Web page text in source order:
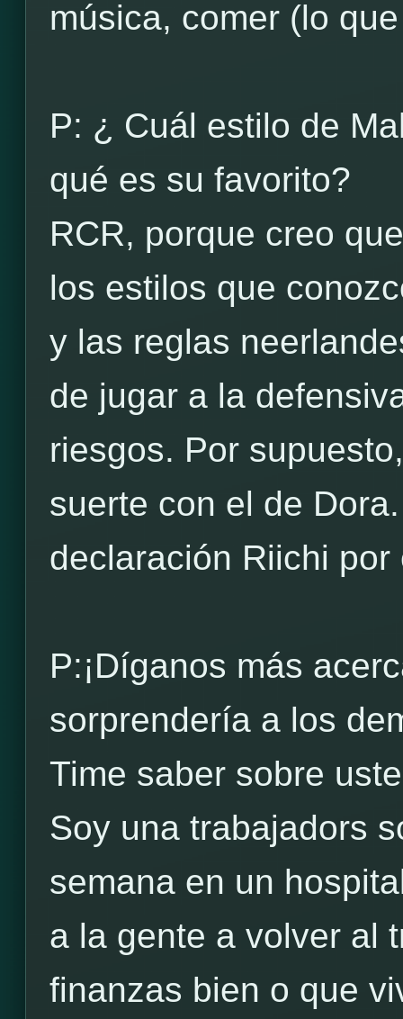
música, comer (lo
P: ¿ Cuál estilo de
qué es su favorito?
RCR, porque creo
los estilos que
y las reglas
de jugar a la
riesgos. Por
suerte con el de
declaración Riichi por
P:¡Díganos más
sorprendería a los
Time saber sobre
Soy una trabajadors
semana en un
a la gente a volver al
finanzas bien o que